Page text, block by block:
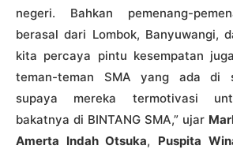
negeri. Bahkan pemenang-
berasal dari Lombok, Banyuwangi,
kita percaya pintu kesempatan
teman-teman SMA yang ada di
supaya mereka termotivasi
bakatnya di BINTANG SMA,” ujar
Amerta Indah Otsuka, Puspita